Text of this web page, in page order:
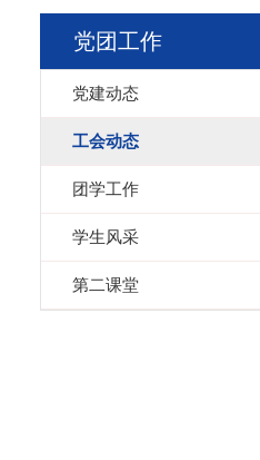
党团工作
党建动态
工会动态
团学工作
学生风采
第二课堂